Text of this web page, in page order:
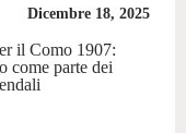
Dicembre 18, 2025
il Como 1907:
come parte dei